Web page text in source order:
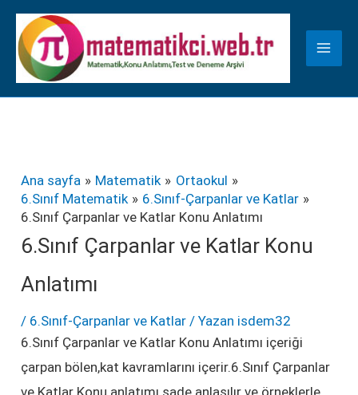
İçeriğe
atla
Ana sayfa Matematik
Ortaokul
6.Sınıf Matematik
6.Sınıf-Çarpanlar ve Katlar
6.Sınıf Çarpanlar ve Katlar Konu Anlatımı
6.Sınıf Çarpanlar ve Katlar Konu
Anlatımı
/ 6.Sınıf-Çarpanlar ve Katlar / Yazan isdem32
6.Sınıf Çarpanlar ve Katlar Konu Anlatımı içeriği
çarpan bölen,kat kavramlarını içerir.6.Sınıf Çarpanlar
K
a
t
e
r
i
e
r